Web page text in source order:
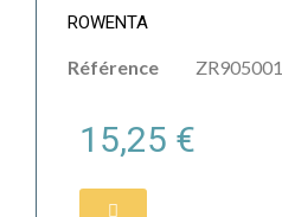
ROWENTA
Référence ZR905001
15,25 €